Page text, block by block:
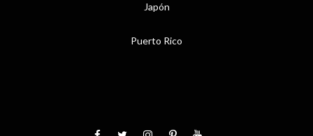
Japón
Puerto Rico